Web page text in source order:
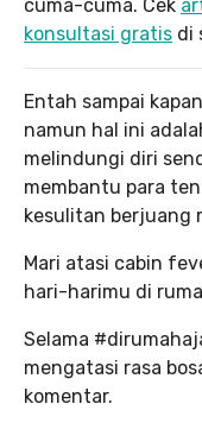
cuma-cuma. Cek
konsultasi gratis di
Entah sampai
namun hal ini
melindungi diri
membantu para
kesulitan berjuang
Mari atasi cabin
hari-harimu di
Selama
mengatasi rasa
komentar.